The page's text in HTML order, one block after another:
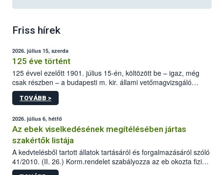
Friss hírek
2026. július 15, szerda
125 éve történt
125 évvel ezelőtt 1901. július 15-én, költözött be – igaz, még
csak részben – a budapesti m. kir. állami vetőmagvizsgáló
állomás a Kis Rókus utca 15. szám alatti, Czigler Győző által
tervezett új épületébe.
TOVÁBB >
2026. július 6, hétfő
Az ebek viselkedésének megítélésében jártas
szakértők listája
A kedvtelésből tartott állatok tartásáról és forgalmazásáról szóló
41/2010. (II. 26.) Korm.rendelet szabályozza az eb okozta fizikai
sérülés, illetve ennek veszélye keletkezésekor felmerülő